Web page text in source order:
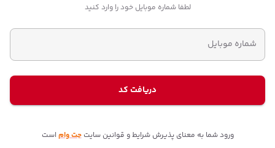
لطفا شماره موبایل خود را وارد کنید
شماره موبایل
دریافت کد
ورود شما به معنای پذیرش شرایط و قوانین سایت جت وام است